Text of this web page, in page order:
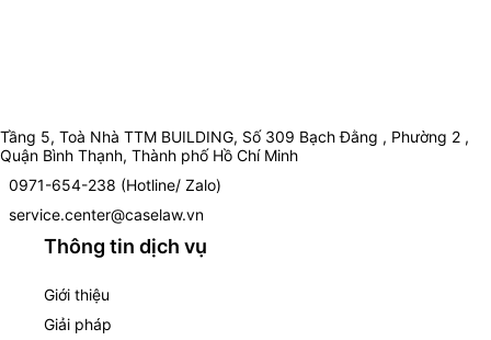
Tầng 5, Toà Nhà TTM BUILDING, Số 309 Bạch Đằng , Phường 2 ,
Quận Bình Thạnh, Thành phố Hồ Chí Minh
0971-654-238 (Hotline/ Zalo)
service.center@caselaw.vn
Thông tin dịch vụ
Giới thiệu
Giải pháp